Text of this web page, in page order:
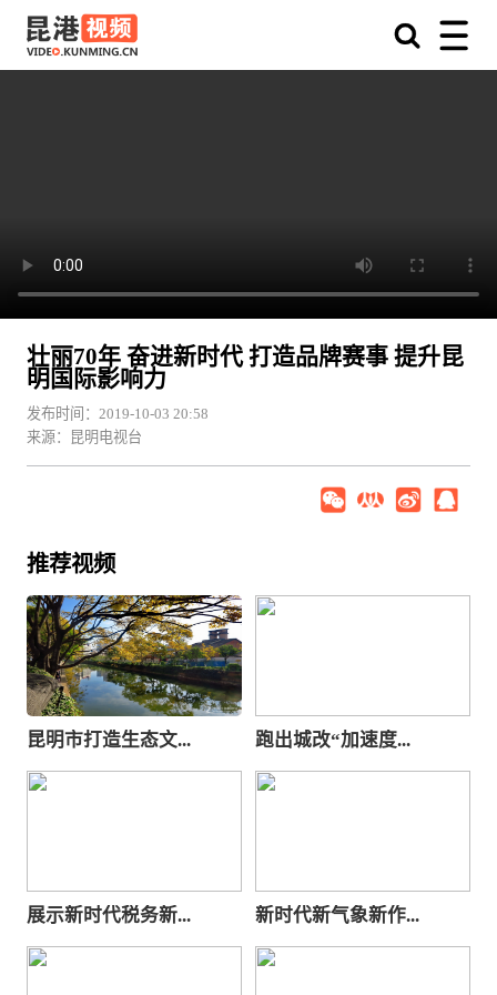
壮丽70年 奋进新时代 打造品牌赛事 提升昆
明国际影响力
发布时间：2019-10-03 20:58
来源：昆明电视台
推荐视频
昆明市打造生态文... 跑出城改“加速度...
展示新时代税务新... 新时代新气象新作...